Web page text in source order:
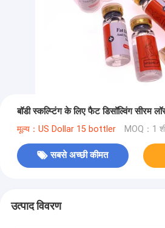
बॉडी स्कल्प्टिंग के लिए फैट डिसॉल्विंग सीरम
मूल्य：US Dollar 15 bottler MOQ：1
सबसे अच्छी कीमत
उत्पाद विवरण